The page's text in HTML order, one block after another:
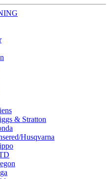
& Stratton
Husqvarna